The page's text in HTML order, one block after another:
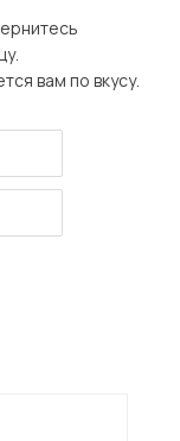
вам по вкусу.